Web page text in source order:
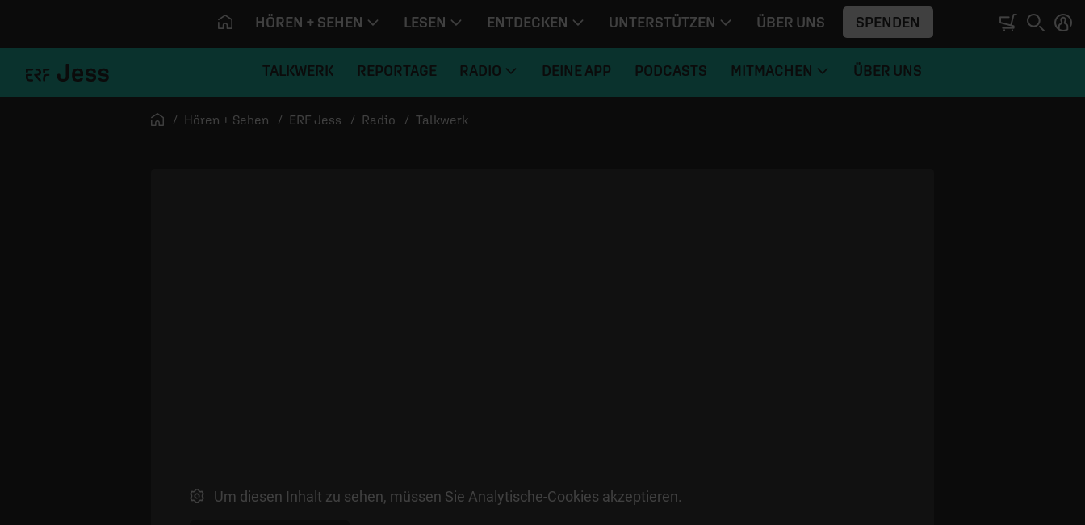
HÖREN + SEHEN LESEN ENTDECKEN UNTERSTÜTZEN ÜBER UNS SPENDEN
TALKWERK REPORTAGE RADIO DEINE APP PODCASTS MITMACHEN ÜBER UNS
Startseite
Hören + Sehen ERF Jess Radio Talkwerk
Um diesen Inhalt zu sehen, müssen Sie Analytische-Cookies akzeptieren.